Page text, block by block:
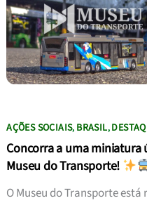
AÇÕES SOCIAIS, BRASIL,
Concorra a uma miniatura
Museu do Transporte!
O Museu do Transporte